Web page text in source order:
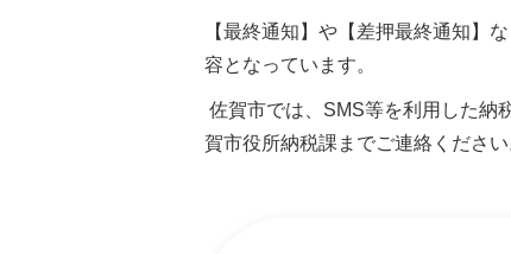
【最終通知】や【差押最終通知】
容となっています。
佐賀市では、SMS等を利用した納
賀市役所納税課までご連絡ください